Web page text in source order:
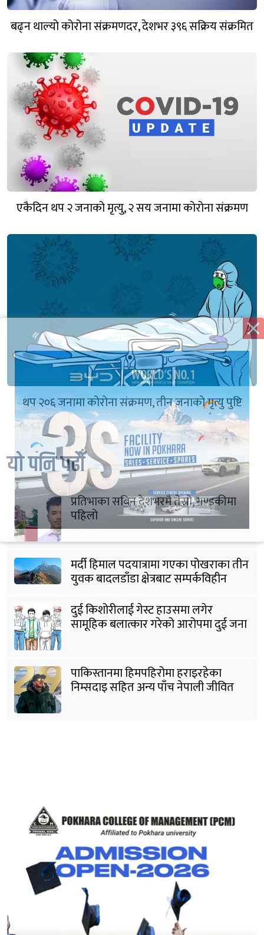
बढ्न थाल्यो कोरोना संक्रमणदर, देशभर ३९६ सक्रिय संक्रमित
एकैदिन थप २ जनाको मृत्यु, २ सय जनामा कोरोना संक्रमण
थप २०६ जनामा कोरोना संक्रमण, तीन जनाको मृत्यु पुष्टि
यो पनि पढौँ
प्रतिभाका सबिन देशभरमै तेस्रो, गण्डकीमा
पहिलो
मर्दी हिमाल पदयात्रामा गएका पोखराका तीन
युवक बादलडाँडा क्षेत्रबाट सम्पर्कविहीन
दुई किशोरीलाई गेस्ट हाउसमा लगेर
सामूहिक बलात्कार गरेको आरोपमा दुई जना
पाकिस्तानमा हिमपहिरोमा हराइरहेका
निम्सदाइ सहित अन्य पाँच नेपाली जीवित